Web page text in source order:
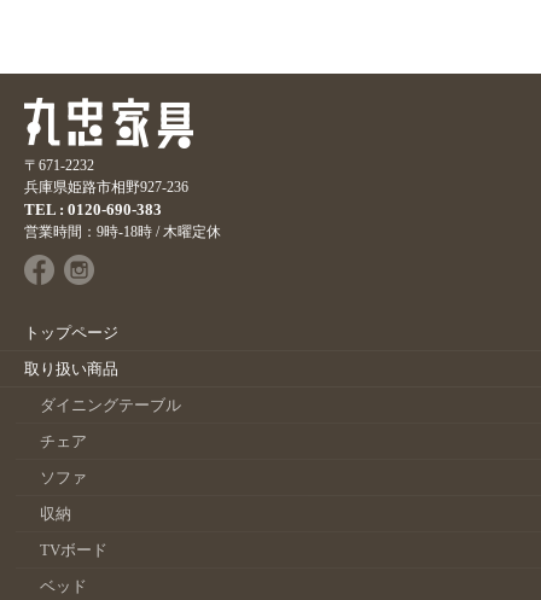
〒671-2232
兵庫県姫路市相野927-236
TEL : 0120-690-383
営業時間：9時-18時 / 木曜定休
トップページ
取り扱い商品
ダイニングテーブル
チェア
ソファ
収納
TVボード
ベッド